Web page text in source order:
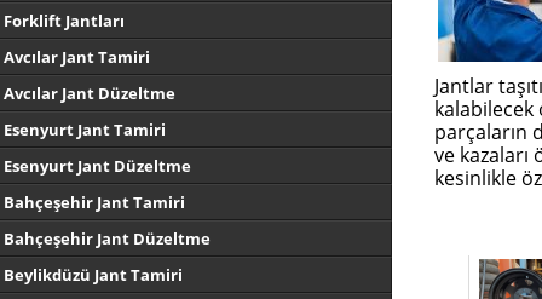
Forklift Jantları
Avcılar Jant Tamiri
Avcılar Jant Düzeltme
Esenyurt Jant Tamiri
Esenyurt Jant Düzeltme
Bahçeşehir Jant Tamiri
Bahçeşehir Jant Düzeltme
Beylikdüzü Jant Tamiri
Jantlar
kalabilecek
parçaların
ve kazaları
kesinlikle